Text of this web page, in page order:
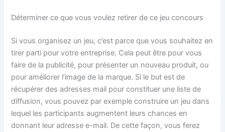
Déterminer ce que vous voulez retirer de ce jeu concours
Si vous organisez un jeu, c’est parce que vous souhaitez en
tirer parti pour votre entreprise. Cela peut être pour vous
faire de la publicité, pour présenter un nouveau produit, ou
pour améliorer l’image de la marque. Si le but est de
récupérer des adresses mail pour constituer une liste de
diffusion, vous pouvez par exemple construire un jeu dans
lequel les participants augmentent leurs chances en
donnant leur adresse e-mail. De cette façon, vous ferez